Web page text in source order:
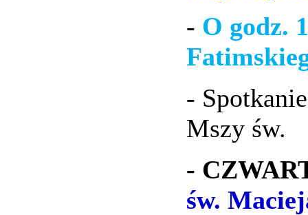
- O godz.
-
Mszy św.
-
św.